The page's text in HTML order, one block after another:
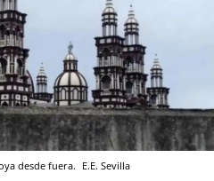
desde fuera. E.E. Sevilla